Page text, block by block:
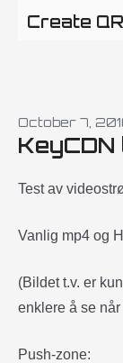
Create
October 7,
Test av
Vanlig mp4 og
(Bildet t.v. er
enklere å se
Push-zone: